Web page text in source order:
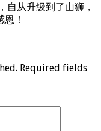
自从升级到了山狮，
！
Required fields